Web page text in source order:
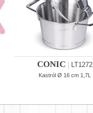
CONIC LT1272
Kastról Ø 16 cm 1,7L